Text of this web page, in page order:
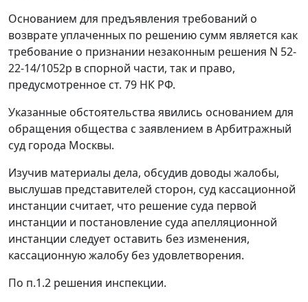
Основанием для предъявления требований о
возврате уплаченных по решению сумм является как
требование о признании незаконным решения N 52-
22-14/1052р в спорной части, так и право,
предусмотренное ст. 79 НК РФ.
Указанные обстоятельства явились основанием для
обращения общества с заявлением в Арбитражный
суд города Москвы.
Изучив материалы дела, обсудив доводы жалобы,
выслушав представителей сторон, суд кассационной
инстанции считает, что решение суда первой
инстанции и постановление суда апелляционной
инстанции следует оставить без изменения,
кассационную жалобу без удовлетворения.
По п.1.2 решения инспекции.